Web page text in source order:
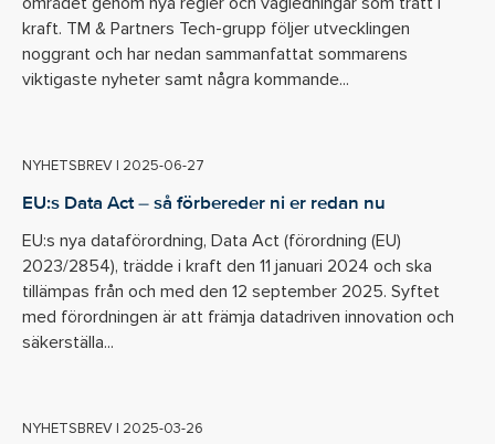
kraft. TM & Partners Tech-grupp följer utvecklingen
noggrant och har nedan sammanfattat sommarens
viktigaste nyheter samt några kommande...
NYHETSBREV | 2025-06-27
EU:s Data Act – så förbereder ni er redan nu
EU:s nya dataförordning, Data Act (förordning (EU)
2023/2854), trädde i kraft den 11 januari 2024 och ska
tillämpas från och med den 12 september 2025. Syftet
med förordningen är att främja datadriven innovation och
säkerställa...
NYHETSBREV | 2025-03-26